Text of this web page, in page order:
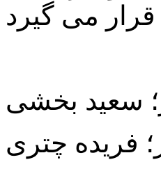
سعید بخشی
فریده چتری